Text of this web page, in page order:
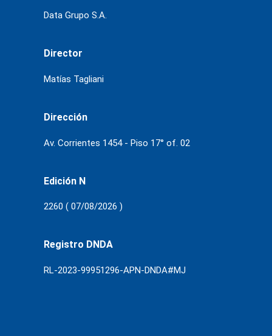
Data Grupo S.A.
Director
Matías Tagliani
Dirección
Av. Corrientes 1454 - Piso 17° of. 02
Edición N
2260 ( 07/08/2026 )
Registro DNDA
RL-2023-99951296-APN-DNDA#MJ